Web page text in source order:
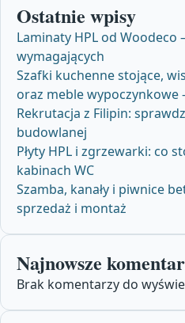
Ostatnie wpisy
Laminaty HPL od
wymagających
Szafki kuchenne stojące,
oraz meble
Rekrutacja z Filipin:
budowlanej
Płyty HPL i zgrzewarki: co
kabinach WC
Szamba, kanały i piwnice
sprzedaż i montaż
Najnowsze
Brak komentarzy do